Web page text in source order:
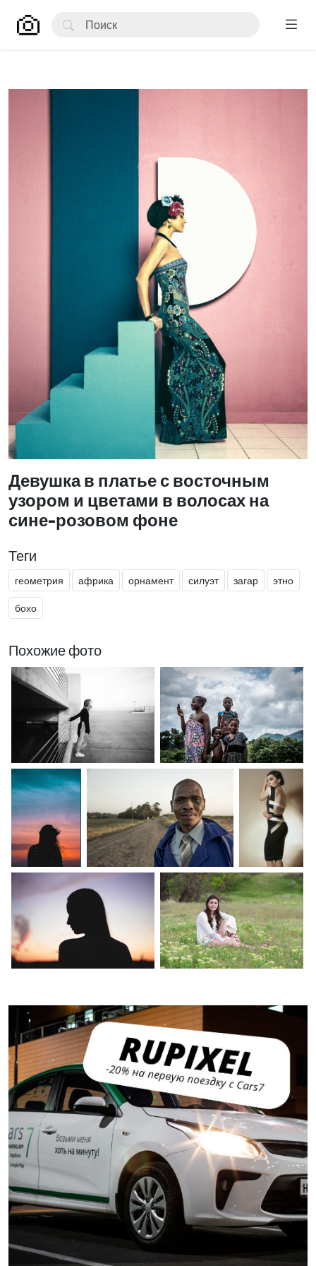
Девушка в платье с восточным
узором и цветами в волосах на
сине-розовом фоне
Теги
геометрия африка орнамент силуэт загар этно
бохо
Похожие фото